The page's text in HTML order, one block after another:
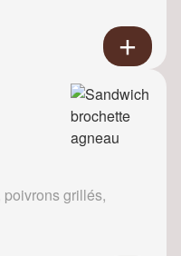
grillés,